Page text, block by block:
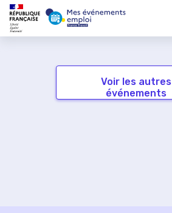
Voir les autres
événements